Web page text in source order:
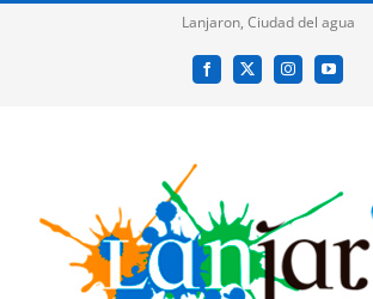
Lanjaron, Ciudad del agua
Facebook
X InstagramYouTube